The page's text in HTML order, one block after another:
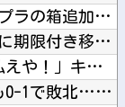
【画像】 AI「写真の背景削除？ガンプラの箱追加しといてあげ...
FC東京、ポルトガル2部ペナフィエルに期限付き移籍していたM...
仏教「極楽浄土に行きたい？なら金払えや！」キリスト教「お金は...
無気力な韓国代表、オーストリアにも0-1で敗北…3月のAマッ...